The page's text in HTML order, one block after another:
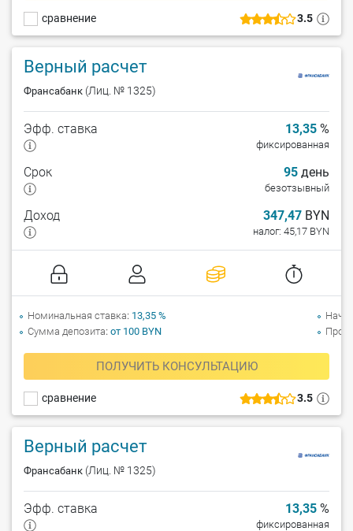
3.5
сравнение
Верный расчет
Франсабанк (Лиц. № 1325)
3.5
сравнение
Эфф. ставка 13,35 %
фиксированная
Срок 95 день
безотзывный
Доход 347,47 BYN
налог: 45,17 BYN
ПОЛУЧИТЬ КОНСУЛЬТАЦИЮ
Номинальная ставка 13,35 %
Сумма депозита от 100 BYN
Верный расчет
Франсабанк (Лиц. № 1325)
Эфф. ставка 13,35 %
фиксированная